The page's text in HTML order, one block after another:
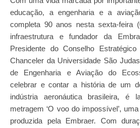
educação, a engenharia e a
completa 90 anos nesta sexta-feira
infraestrutura e fundador da
Presidente do Conselho
Chanceler da Universidade São
de Engenharia e Aviação do
celebrar e contar a história de um
indústria aeronáutica brasileira, é
metragem ‘O voo do impossível’,
produzida pela Embraer. Com